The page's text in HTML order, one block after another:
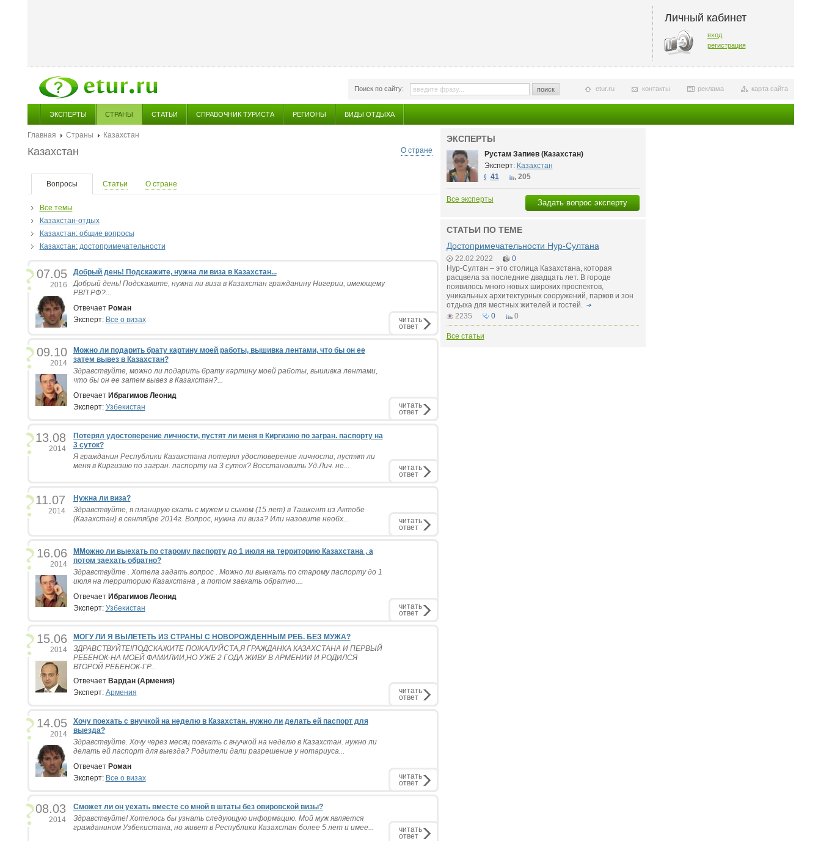
Личный кабинет
вход
регистрация
Поиск по сайту: поиск карта сайта
реклама
контакты
etur.ru
ЭКСПЕРТЫ СТРАНЫ СТАТЬИ СПРАВОЧНИК ТУРИСТА РЕГИОНЫ ВИДЫ ОТДЫХА
Главная Страны
Казахстан
О стране
Казахстан
Вопросы Статьи О стране
Все темы
Казахстан-отдых
Казахстан: общие вопросы
Казахстан: достопримечательности
07.05
2016
Добрый день! Подскажите, нужна ли виза в Казахстан...
Добрый день! Подскажите, нужна ли виза в Казахстан гражданину Нигерии, имеющему
РВП РФ?...
Отвечает Роман
Эксперт: Все о визах читать
ответ
09.10
2014
Можно ли подарить брату картину моей работы, вышивка лентами, что бы он ее
затем вывез в Казахстан?
Здравствуйте, можно ли подарить брату картину моей работы, вышивка лентами,
что бы он ее затем вывез в Казахстан?...
Отвечает Ибрагимов Леонид
Эксперт: Узбекистан читать
ответ
13.08
2014
Потерял удостоверение личности, пустят ли меня в Киргизию по загран. паспорту на
3 суток?
Я гражданин Республики Казахстана потерял удостоверение личности, пустят ли
меня в Киргизию по загран. паспорту на 3 суток? Восстановить Уд.Лич. не...
читать
ответ
11.07
2014
Нужна ли виза?
Здравствуйте, я планирую ехать с мужем и сыном (15 лет) в Ташкент из Актобе
(Казахстан) в сентябре 2014г. Вопрос, нужна ли виза? Или назовите необх...
читать
ответ
16.06
2014
ММожно ли выехать по старому паспорту до 1 июля на территорию Казахстана , а
потом заехать обратно?
Здравствуйте . Хотела задать вопрос . Можно ли выехать по старому паспорту до 1
июля на территорию Казахстана , а потом заехать обратно....
Отвечает Ибрагимов Леонид
Эксперт: Узбекистан читать
ответ
15.06
2014
МОГУ ЛИ Я ВЫЛЕТЕТЬ ИЗ СТРАНЫ С НОВОРОЖДЕННЫМ РЕБ. БЕЗ МУЖА?
ЗДРАВСТВУЙТЕ!ПОДСКАЖИТЕ ПОЖАЛУЙСТА,Я ГРАЖДАНКА КАЗАХСТАНА И ПЕРВЫЙ
РЕБЕНОК-НА МОЕЙ ФАМИЛИИ,НО УЖЕ 2 ГОДА ЖИВУ В АРМЕНИИ И РОДИЛСЯ
ВТОРОЙ РЕБЕНОК-ГР...
Отвечает Вардан (Армения)
Эксперт: Армения читать
ответ
14.05
2014
Хочу поехать с внучкой на неделю в Казахстан. нужно ли делать ей паспорт для
выезда?
Здравствуйте. Хочу через месяц поехать с внучкой на неделю в Казахстан. нужно ли
делать ей паспорт для выезда? Родители дали разрешение у нотариуса...
Отвечает Роман
Эксперт: Все о визах читать
ответ
08.03
2014
Сможет ли он уехать вместе со мной в штаты без овировской визы?
Здравствуйте! Хотелось бы узнать следующую информацию. Мой муж является
гражданином Узбекистана, но живет в Республики Казахстан более 5 лет и имее...
читать
ответ
ЭКСПЕРТЫ
Рустам Запиев (Казахстан)
Эксперт: Казахстан
41
205
Задать вопрос эксперту
Все эксперты
СТАТЬИ ПО ТЕМЕ
Достопримечательности Нур-Султана
22.02.2022
0
Нур-Султан – это столица Казахстана, которая
расцвела за последние двадцать лет. В городе
появилось много новых широких проспектов,
уникальных архитектурных сооружений, парков и зон
отдыха для местных жителей и гостей.
2235
0 0
Все статьи